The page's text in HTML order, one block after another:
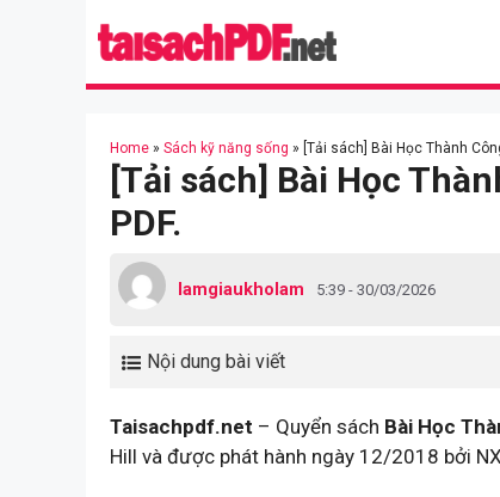
Home » Sách kỹ năng sống » [Tải sách] Bài Học Thành
[Tải sách] Bài Học
PDF.
lamgiaukholam 5:39 - 30/03/2026
Nội dung bài viết
Taisachpdf.net – Quyển sách Bài Học
Hill và được phát hành ngày 12/2018 bởi